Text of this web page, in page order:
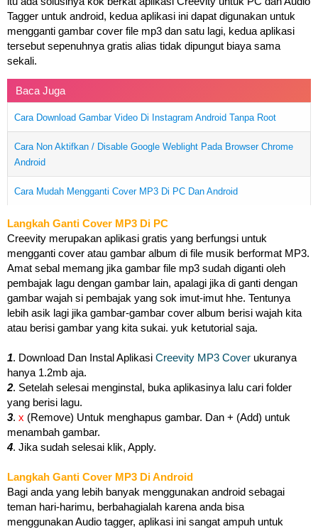
Tagger untuk android, kedua aplikasi ini dapat digunakan untuk
mengganti gambar cover file mp3 dan satu lagi, kedua aplikasi
tersebut sepenuhnya gratis alias tidak dipungut biaya sama
sekali.
Baca Juga
Cara Download Gambar Video Di Instagram Android Tanpa Root
Cara Non Aktifkan / Disable Google Weblight Pada Browser Chrome
Android
Cara Mudah Mengganti Cover MP3 Di PC Dan Android
Langkah Ganti Cover MP3 Di PC
Creevity merupakan aplikasi gratis yang berfungsi untuk
mengganti cover atau gambar album di file musik berformat MP3.
Amat sebal memang jika gambar file mp3 sudah diganti oleh
pembajak lagu dengan gambar lain, apalagi jika di ganti dengan
gambar wajah si pembajak yang sok imut-imut hhe. Tentunya
lebih asik lagi jika gambar-gambar cover album berisi wajah kita
atau berisi gambar yang kita sukai. yuk ketutorial saja.
1. Download Dan Instal Aplikasi Creevity MP3 Cover ukuranya
hanya 1.2mb aja.
2. Setelah selesai menginstal, buka aplikasinya lalu cari folder
yang berisi lagu.
3. x (Remove) Untuk menghapus gambar. Dan + (Add) untuk
menambah gambar.
4. Jika sudah selesai klik, Apply.
Langkah Ganti Cover MP3 Di Android
Bagi anda yang lebih banyak menggunakan android sebagai
teman hari-harimu, berbahagialah karena anda bisa
menggunakan Audio tagger, aplikasi ini sangat ampuh untuk